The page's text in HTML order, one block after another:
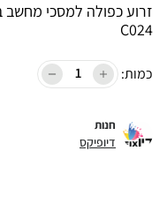
C024
כמות:
חנות
דיופיקס